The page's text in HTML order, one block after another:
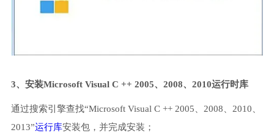
3、安装Microsoft Visual C ++ 2005、2008、2010运行时库
通过搜索引擎查找“Microsoft Visual C ++ 2005、2008、2010、
2013”运行库安装包，并完成安装；